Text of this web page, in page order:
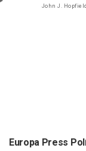
John J.
Europa Press